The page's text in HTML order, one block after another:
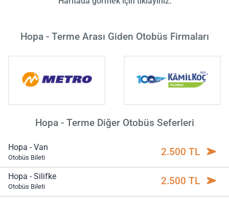
Hopa - Terme Arası Giden Otobüs Firmaları
Hopa - Terme Diğer Otobüs Seferleri
Hopa - Van
Otobüs Bileti 2.500 TL
Hopa - Silifke
Otobüs Bileti 2.500 TL